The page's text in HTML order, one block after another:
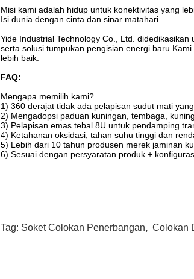
Misi kami adalah hidup untuk konektivitas yang
Isi dunia dengan cinta dan sinar matahari.
Yide Industrial Technology Co., Ltd.
serta solusi tumpukan pengisian energi
lebih baik.
FAQ:
Mengapa memilih kami?
1) 360 derajat tidak ada pelapisan sudut mati
2) Mengadopsi paduan kuningan, tembaga,
3) Pelapisan emas tebal 8U untuk pendamping
4) Ketahanan oksidasi, tahan suhu tinggi dan
5) Lebih dari 10 tahun produsen merek jaminan
6) Sesuai dengan persyaratan produk +
Tag: Soket Colokan Penerbangan, Colokan